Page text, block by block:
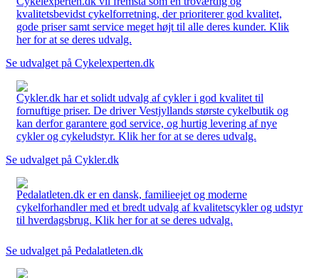
kvalitetsbevidst cykelforretning, der prioriterer god kvalitet,
gode priser samt service meget højt til alle deres kunder. Klik
her for at se deres udvalg.
Se udvalget på Cykelexperten.dk
Cykler.dk har et solidt udvalg af cykler i god kvalitet til
fornuftige priser. De driver Vestjyllands største cykelbutik og
kan derfor garantere god service, og hurtig levering af nye
cykler og cykeludstyr. Klik her for at se deres udvalg.
Se udvalget på Cykler.dk
Pedalatleten.dk er en dansk, familieejet og moderne
cykelforhandler med et bredt udvalg af kvalitetscykler og udstyr
til hverdagsbrug. Klik her for at se deres udvalg.
Se udvalget på Pedalatleten.dk